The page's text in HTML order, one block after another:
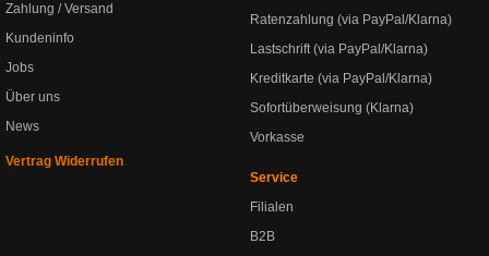
Zahlung / Versand
Kundeninfo
Jobs
Über uns
News
Vertrag Widerrufen
Ratenzahlung (via PayPal/Klarna)
Lastschrift (via PayPal/Klarna)
Kreditkarte (via PayPal/Klarna)
Sofortüberweisung (Klarna)
Vorkasse
Service
Filialen
B2B